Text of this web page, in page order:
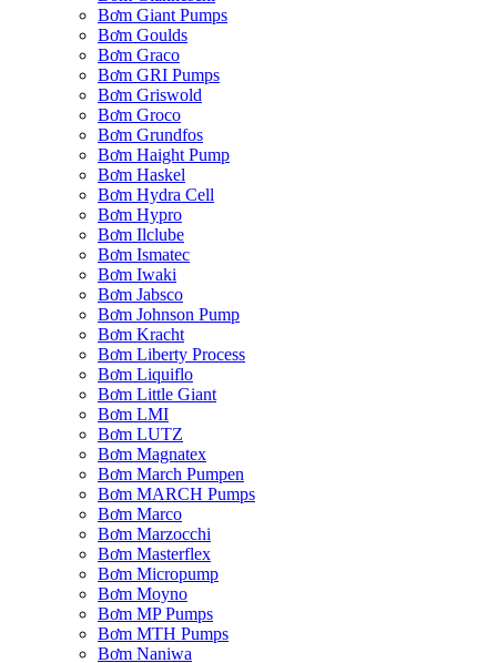
Bơm Giant Pumps
Bơm Goulds
Bơm Graco
Bơm GRI Pumps
Bơm Griswold
Bơm Groco
Bơm Grundfos
Bơm Haight Pump
Bơm Haskel
Bơm Hydra Cell
Bơm Hypro
Bơm Ilclube
Bơm Ismatec
Bơm Iwaki
Bơm Jabsco
Bơm Johnson Pump
Bơm Kracht
Bơm Liberty Process
Bơm Liquiflo
Bơm Little Giant
Bơm LMI
Bơm LUTZ
Bơm Magnatex
Bơm March Pumpen
Bơm MARCH Pumps
Bơm Marco
Bơm Marzocchi
Bơm Masterflex
Bơm Micropump
Bơm Moyno
Bơm MP Pumps
Bơm MTH Pumps
Bơm Naniwa